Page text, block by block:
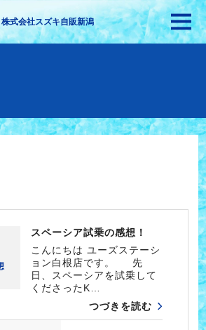
株式会社スズキ自販新潟
スペーシア試乗の感想！
こんにちは ユーズステーシ
ョン白根店です。 先
日、スペーシアを試乗して
くださったK…
つづきを読む